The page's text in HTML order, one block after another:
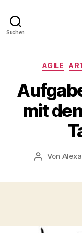
Suchen
AGILE
mit
Von